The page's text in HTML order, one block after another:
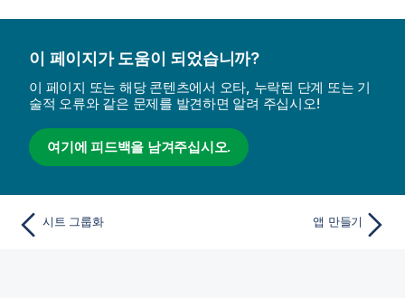
이 페이지가 도움이 되었습니까?
이 페이지 또는 해당 콘텐츠에서 오타, 누락된 단계 또는 기
술적 오류와 같은 문제를 발견하면 알려 주십시오!
여기에 피드백을 남겨주십시오.
시트 그룹화 앱 만들기